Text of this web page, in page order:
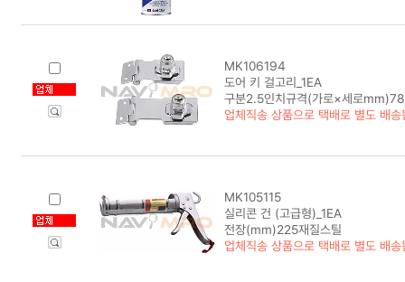
MK106194
도어 키 걸고리_1EA
구분2.5인치규격(가로×세로
업체직송 상품으로 택배로 별도 배송
MK105115
실리콘 건 (고급형)_1EA
전장(mm)225재질스틸
업체직송 상품으로 택배로 별도 배송